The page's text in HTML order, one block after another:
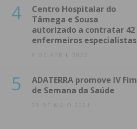
4
Centro Hospitalar do
Tâmega e Sousa
autorizado a contratar 42
enfermeiros especialistas
8 DE ABRIL 2022
5
ADATERRA promove IV Fim
de Semana da Saúde
21 DE MAIO 2021